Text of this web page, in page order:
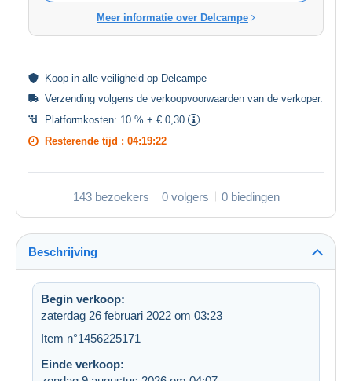
Meer informatie over Delcampe
Koop in alle veiligheid op Delcampe
Verzending volgens de verkoopvoorwaarden van de verkoper.
Platformkosten: 10 % + € 0,30
Resterende tijd : 04:19:22
143 bezoekers 0 volgers 0 biedingen
Beschrijving
Begin verkoop:
zaterdag 26 februari 2022 om 03:23
Item n°1456225171
Einde verkoop: